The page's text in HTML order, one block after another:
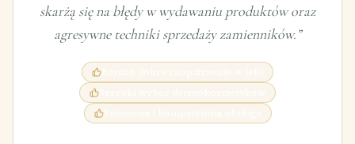
skarżą się na błędy w wydawaniu produktów oraz
agresywne techniki sprzedaży zamienników.”
Pomocna i kompetentna obsługa